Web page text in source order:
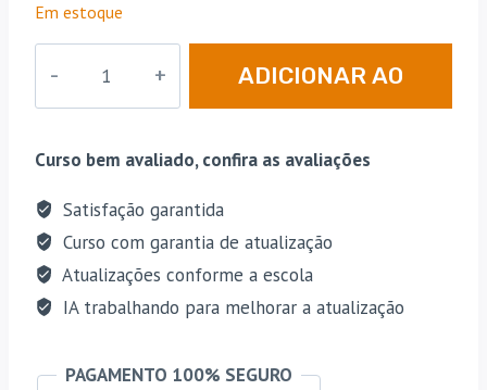
em
de
era:
R$ 339,80.
é:
R$ 88,00.
Em estoque
Complementares
Estaduais
[2026]
G7
quantidade
ADICIONAR AO
Curso bem avaliado, confira as avaliações
Satisfação garantida
Curso com garantia de atualização
Atualizações conforme a escola
IA trabalhando para melhorar a atualização
PAGAMENTO 100% SEGURO